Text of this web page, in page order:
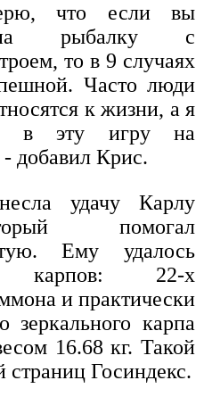
что если вы
на рыбалку с
то в 9 случаях
Часто люди
к жизни, а я
в эту игру на
добавил Крис.
удачу Карлу
помогал
Ему удалось
карпов: 22-х
и практически
зеркального карпа
16.68 кг. Такой
Госиндекс.